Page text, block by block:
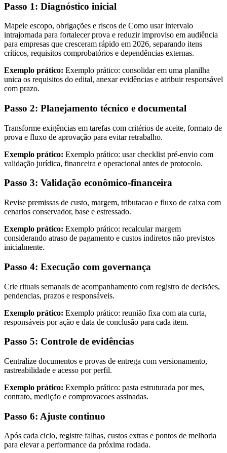
Passo 1: Diagnóstico inicial
Mapeie escopo, obrigações e riscos de Como usar intervalo
intrajornada para fortalecer prova e reduzir improviso em audiência
para empresas que cresceram rápido em 2026, separando itens
críticos, requisitos comprobatórios e dependências externas.
Exemplo prático: Exemplo prático: consolidar em uma planilha
unica os requisitos do edital, anexar evidências e atribuir responsável
com prazo.
Passo 2: Planejamento técnico e documental
Transforme exigências em tarefas com critérios de aceite, formato de
prova e fluxo de aprovação para evitar retrabalho.
Exemplo prático: Exemplo prático: usar checklist pré-envio com
validação jurídica, financeira e operacional antes de protocolo.
Passo 3: Validação econômico-financeira
Revise premissas de custo, margem, tributacao e fluxo de caixa com
cenarios conservador, base e estressado.
Exemplo prático: Exemplo prático: recalcular margem
considerando atraso de pagamento e custos indiretos não previstos
inicialmente.
Passo 4: Execução com governança
Crie rituais semanais de acompanhamento com registro de decisões,
pendencias, prazos e responsáveis.
Exemplo prático: Exemplo prático: reunião fixa com ata curta,
responsáveis por ação e data de conclusão para cada item.
Passo 5: Controle de evidências
Centralize documentos e provas de entrega com versionamento,
rastreabilidade e acesso por perfil.
Exemplo prático: Exemplo prático: pasta estruturada por mes,
contrato, medição e comprovacoes assinadas.
Passo 6: Ajuste continuo
Após cada ciclo, registre falhas, custos extras e pontos de melhoria
para elevar a performance da próxima rodada.